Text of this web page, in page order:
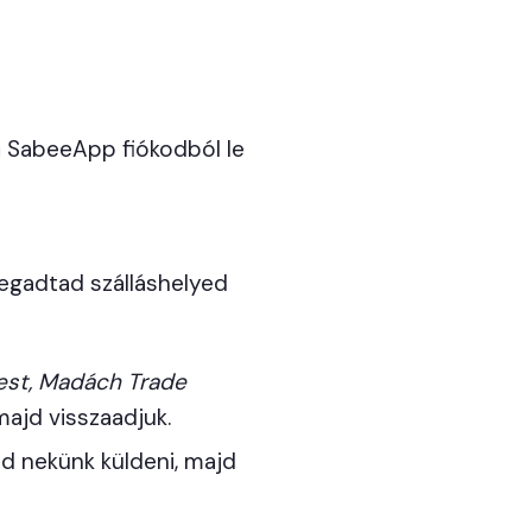
fiókodból le
szálláshelyed
Madách Trade
visszaadjuk.
nekünk küldeni, majd